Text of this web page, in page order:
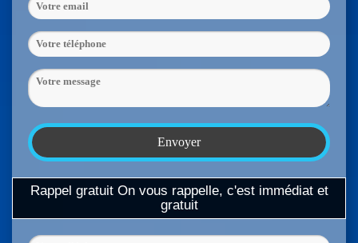
Rappel gratuit On vous rappelle, c'est immédiat et
gratuit